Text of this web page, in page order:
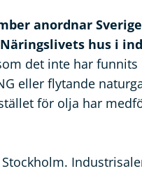
anordnar
hus i
det inte har
eller flytande
för olja har